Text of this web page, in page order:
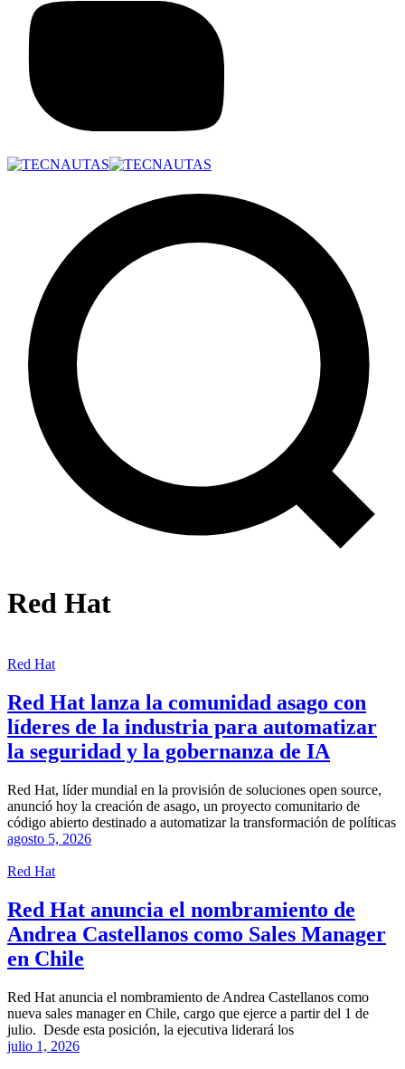
Red Hat
Red Hat
Red Hat lanza la comunidad asago con
líderes de la industria para automatizar
la seguridad y la gobernanza de IA
Red Hat, líder mundial en la provisión de soluciones open source,
anunció hoy la creación de asago, un proyecto comunitario de
código abierto destinado a automatizar la transformación de políticas
agosto 5, 2026
Red Hat
Red Hat anuncia el nombramiento de
Andrea Castellanos como Sales Manager
en Chile
Red Hat anuncia el nombramiento de Andrea Castellanos como
nueva sales manager en Chile, cargo que ejerce a partir del 1 de
julio. Desde esta posición, la ejecutiva liderará los
julio 1, 2026